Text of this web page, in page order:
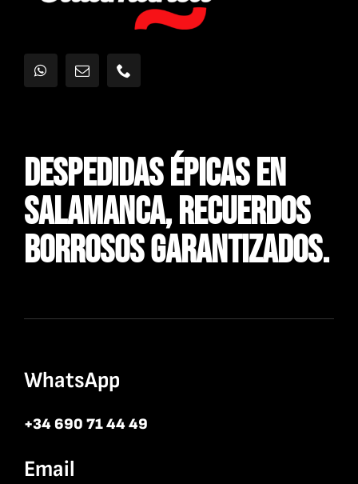
Despedidas Épicas En
Salamanca, Recuerdos
Borrosos Garantizados.
WhatsApp
+34 690 71 44 49
Email